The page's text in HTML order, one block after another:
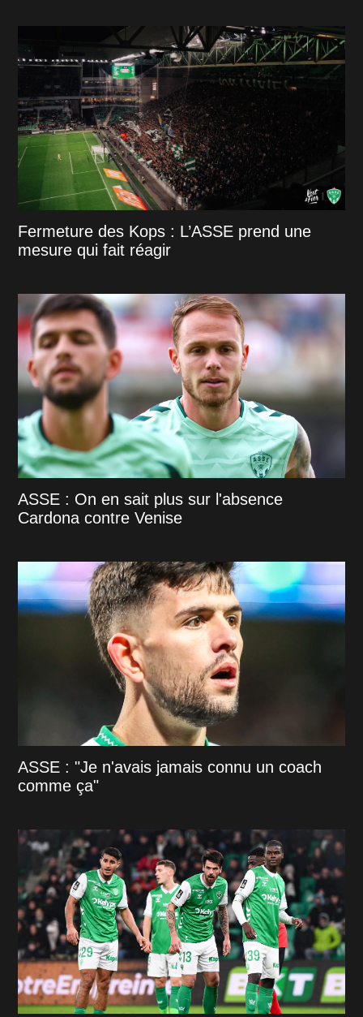
Fermeture des Kops : L’ASSE prend une
mesure qui fait réagir
ASSE : On en sait plus sur l'absence
Cardona contre Venise
ASSE : "Je n'avais jamais connu un coach
comme ça"